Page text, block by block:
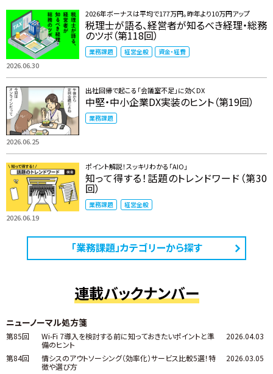
2026.06.30
2026年ボーナスは平均で177万円。昨年より10万円アップ
税理士が語る、経営者が知るべき経理・総務
のツボ（第118回）
業務課題 経営全般 資金・経費
2026.06.25
出社回帰で起こる「会議室不足」に効くDX
中堅・中小企業DX実装のヒント（第19回）
業務課題
2026.06.19
ポイント解説！スッキリわかる「AIO」
知って得する！話題のトレンドワード（第30
回）
業務課題 経営全般
「業務課題」カテゴリーから探す
連載バックナンバー
ニューノーマル処方箋
第85回
Wi-Fi 7導入を検討する前に知っておきたいポイントと準
備のヒント
2026.04.03
第84回
情シスのアウトソーシング（効率化）サービス比較5選！特
徴や選び方
2026.03.05